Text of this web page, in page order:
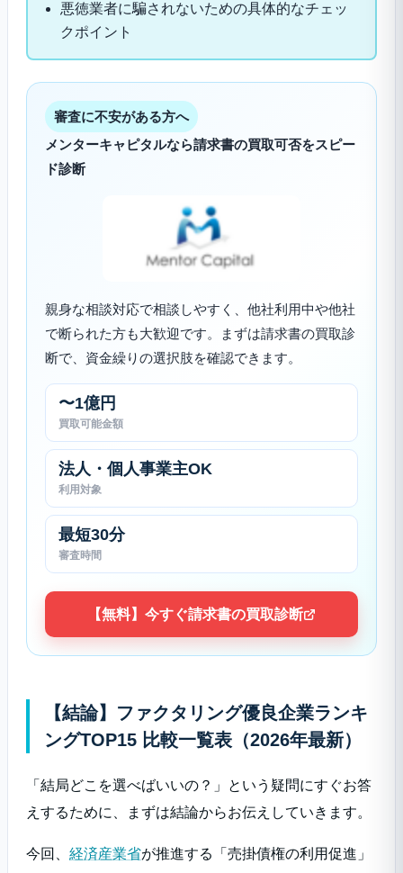
悪徳業者に騙されないための具体的なチェッ
クポイント
審査に不安がある方へ
メンターキャピタルなら請求書の買取可否をスピー
ド診断
親身な相談対応で相談しやすく、他社利用中や他社
で断られた方も大歓迎です。まずは請求書の買取診
断で、資金繰りの選択肢を確認できます。
〜1億円
買取可能金額
法人・個人事業主OK
利用対象
最短30分
審査時間
【無料】今すぐ請求書の買取診断
【結論】ファクタリング優良企業ランキ
ングTOP15 比較一覧表（2026年最新）
「結局どこを選べばいいの？」という疑問にすぐお答
えするために、まずは結論からお伝えしていきます。
今回、 経済産業省が推進する「売掛債権の利用促進」